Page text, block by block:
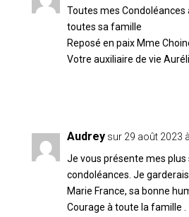
Toutes mes Condoléances
toutes sa famille
Reposé en paix Mme
Votre auxiliaire de vie
Audrey sur 29 août 2023
Je vous présente mes plus
condoléances. Je
Marie France, sa bonne
Courage à toute la famille .